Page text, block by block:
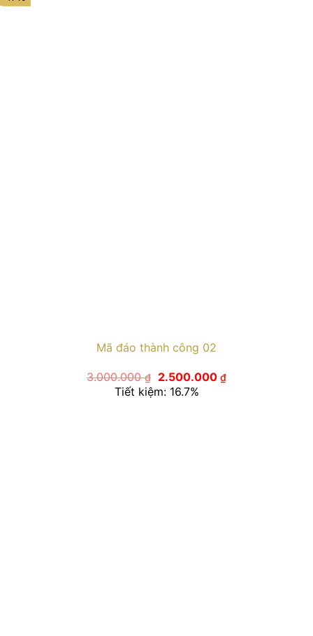
Mã đáo thành công 02
3.000.000₫
Giá
gốc
là:
2.500.000 ₫Giá
hiện
Tiết kiệm: 16.7%